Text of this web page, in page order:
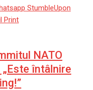
StumbleUpon
Print
NATO
întâlnire